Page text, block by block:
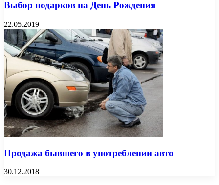
Выбор подарков на День Рождения
22.05.2019
Продажа бывшего в употреблении авто
30.12.2018